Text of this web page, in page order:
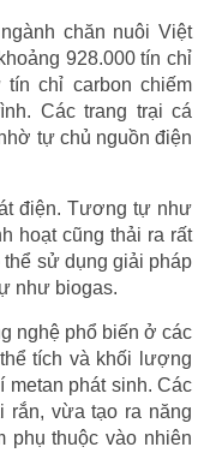
chăn nuôi Việt
928.000 tín chỉ
chỉ carbon chiếm
Các trang trại cá
tự chủ nguồn điện
điện. Tương tự như
hoạt cũng thải ra rất
thể sử dụng giải pháp
như biogas.
nghệ phổ biến ở các
tích và khối lượng
metan phát sinh. Các
rắn, vừa tạo ra năng
phụ thuộc vào nhiên